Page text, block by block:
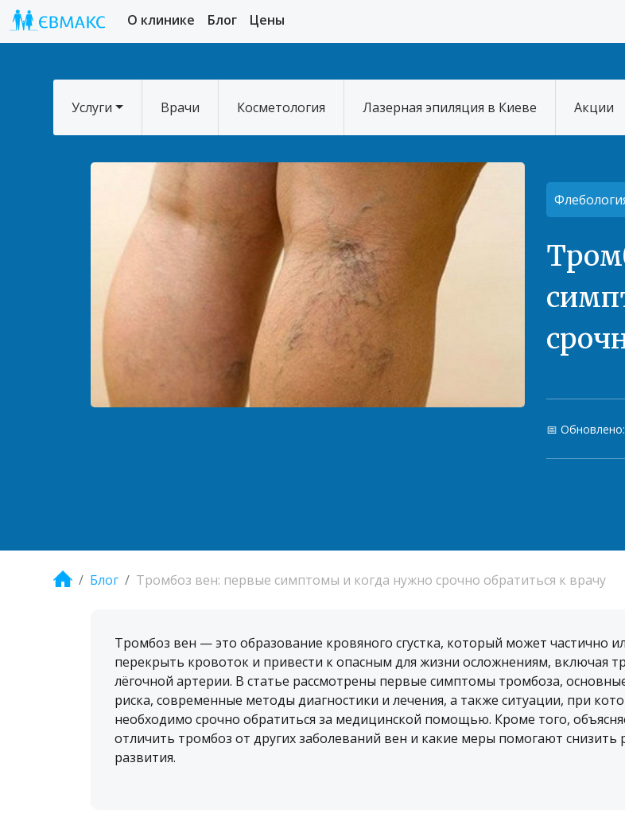
О клинике Блог Цены
Услуги Врачи Косметология Лазерная эпиляция в Киеве Акции
📅
Блог Тромбоз вен: первые симптомы и когда нужно срочно обратиться к врачу
Тромбоз вен — это образование кровяного сгустка, который может частично
перекрыть кровоток и привести к опасным для жизни осложнениям, включая
лёгочной артерии. В статье рассмотрены первые симптомы тромбоза,
риска, современные методы диагностики и лечения, а также ситуации, при
необходимо срочно обратиться за медицинской помощью. Кроме того,
отличить тромбоз от других заболеваний вен и какие меры помогают снизить
развития.